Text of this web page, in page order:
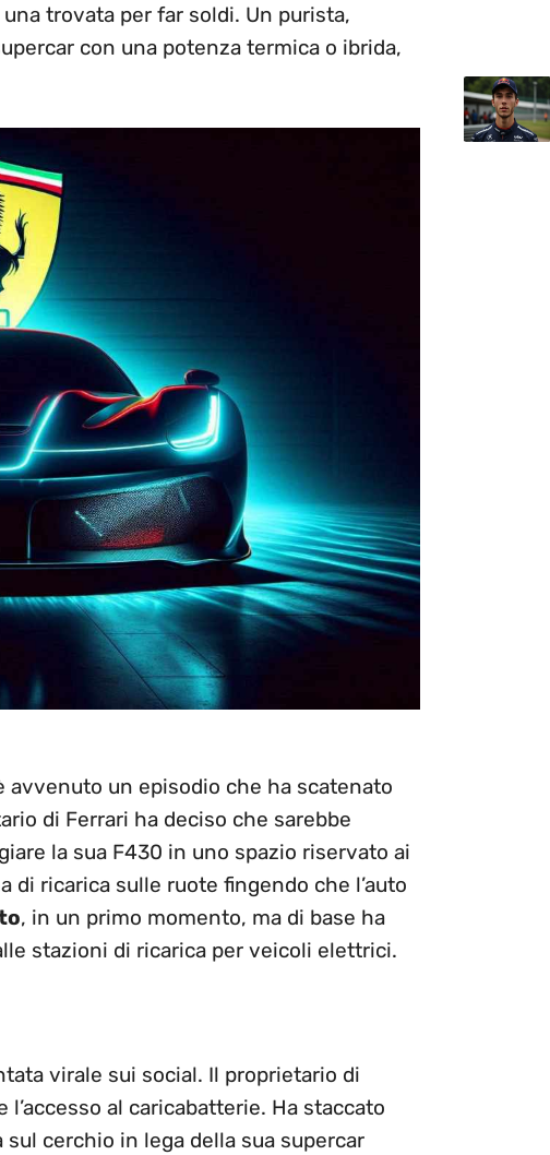
trovata per far soldi. Un purista,
con una potenza termica o ibrida,
avvenuto un episodio che ha scatenato
di Ferrari ha deciso che sarebbe
la sua F430 in uno spazio riservato ai
ricarica sulle ruote fingendo che l’auto
, in un primo momento, ma di base ha
stazioni di ricarica per veicoli elettrici.
virale sui social. Il proprietario di
al caricabatterie. Ha staccato
cerchio in lega della sua supercar